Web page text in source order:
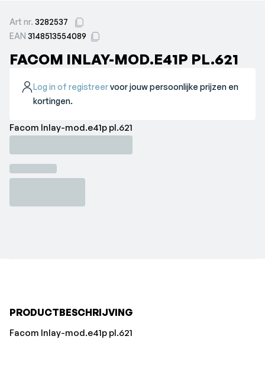
Art nr. 3282537
EAN 3148513554089
FACOM INLAY-MOD.E41P PL.621
Log in of registreervoor jouw persoonlijke prijzen en
kortingen.
Facom Inlay-mod.e41p pl.621
PRODUCTBESCHRIJVING
Facom Inlay-mod.e41p pl.621